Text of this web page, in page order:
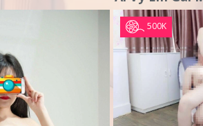
500K